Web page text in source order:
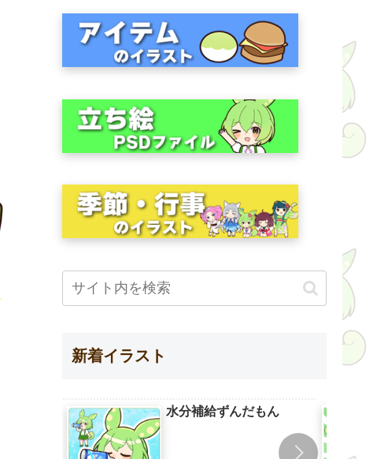
新着イラスト
水分補給ずんだもん